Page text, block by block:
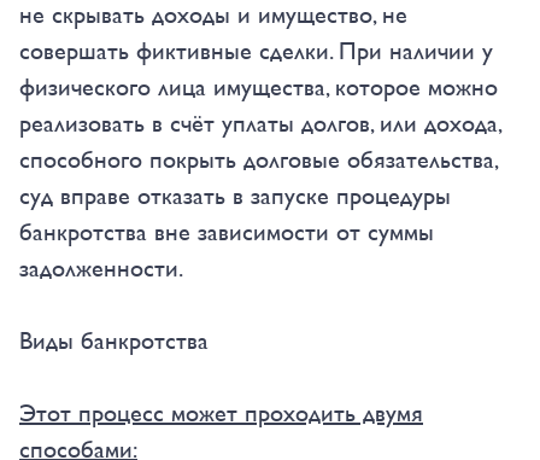
не скрывать доходы и имущество, не
совершать фиктивные сделки. При наличии у
физического лица имущества, которое можно
реализовать в счёт уплаты долгов, или дохода,
способного покрыть долговые обязательства,
суд вправе отказать в запуске процедуры
банкротства вне зависимости от суммы
задолженности.
Виды банкротства
Этот процесс может проходить двумя
способами: